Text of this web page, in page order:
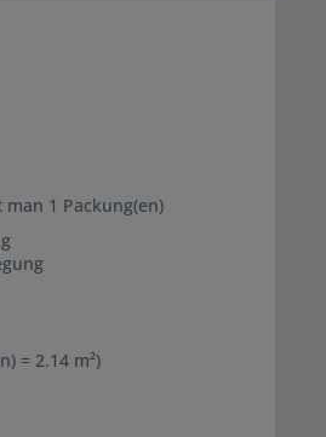
man 1 Packung(en)
= 2.14 m²)